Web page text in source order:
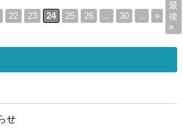
22 23 24 25 26 ... 30 ... »
最
後
»
せ